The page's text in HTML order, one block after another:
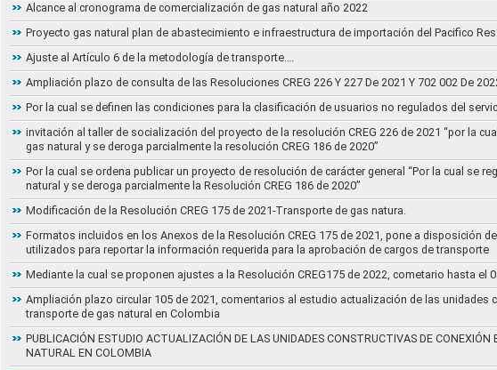
Alcance al cronograma de comercialización de gas natural año 2022
Proyecto gas natural plan de abastecimiento e infraestructura de importación del Pacifico
Ajuste al Artículo 6 de la metodología de transporte….
Ampliación plazo de consulta de las Resoluciones CREG 226 Y 227 De 2021 Y 702 002 De
Por la cual se definen las condiciones para la clasificación de usuarios no regulados del
invitación al taller de socialización del proyecto de la resolución CREG 226 de 2021 “por la
gas natural y se deroga parcialmente la resolución CREG 186 de 2020”
Por la cual se ordena publicar un proyecto de resolución de carácter general “Por la cual se
natural y se deroga parcialmente la Resolución CREG 186 de 2020”
Modificación de la Resolución CREG 175 de 2021-Transporte de gas natura.
Formatos incluidos en los Anexos de la Resolución CREG 175 de 2021, pone a disposición
utilizados para reportar la información requerida para la aprobación de cargos de transporte
Mediante la cual se proponen ajustes a la Resolución CREG175 de 2022, cometario hasta el
Ampliación plazo circular 105 de 2021, comentarios al estudio actualización de las
transporte de gas natural en Colombia
PUBLICACIÓN ESTUDIO ACTUALIZACIÓN DE LAS UNIDADES CONSTRUCTIVAS DE
NATURAL EN COLOMBIA